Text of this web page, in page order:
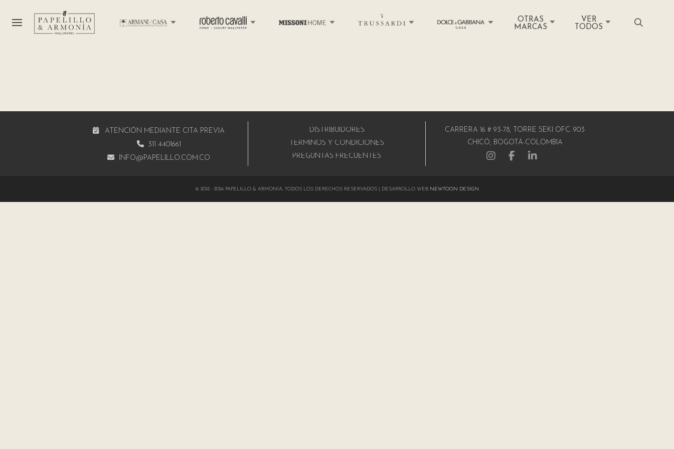
OTRAS
MARCAS
VER
TODOS
ATENCIÓN MEDIANTE CITA PREVIA
311 4401661
INFO@PAPELILLO.COM.CO
DISTRIBUIDORES
TÉRMINOS Y CONDICIONES
PREGUNTAS FRECUENTES
CARRERA 16 # 93-78, TORRE SEKI OFC. 903
CHICÓ, BOGOTÁ-COLOMBIA
© 2018 - 2024 PAPELILLO & ARMONÍA, TODOS LOS DERECHOS RESERVADOS | DESARROLLO WEB NEWTOON DESIGN